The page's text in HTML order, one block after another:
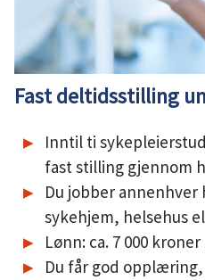
Fast deltidsstilling
Inntil ti
fast stilling gjennom
Du jobber annenhver
sykehjem, helsehus
Lønn: ca. 7 000
Du får god